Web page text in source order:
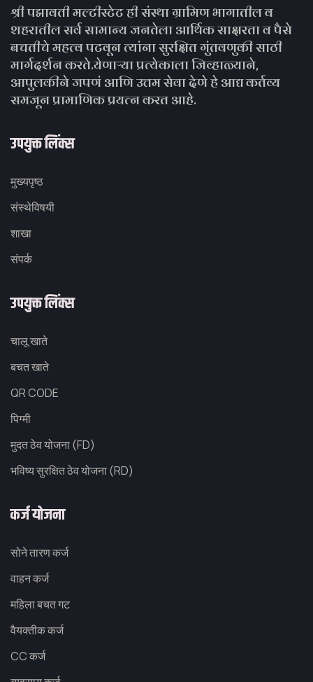
श्री पद्मावती मल्टीस्टेट ही संस्था ग्रामिण भागातील व
शहरातील सर्व सामान्य जनतेला आर्थिक साक्षरता व पैसे
बचतीचे महत्व पटवून त्यांना सुरक्षित गुंतवणुकी साठी
मार्गदर्शन करते.येणाऱ्या प्रत्येकाला जिव्हाळ्याने,
आपुलकीने जपणं आणि उत्तम सेवा देणे हे आद्य कर्तव्य
समजून प्रामाणिक प्रयत्न करत आहे.
उपयुक्त लिंक्स
मुख्यपृष्ठ
संस्थेविषयी
शाखा
संपर्क
उपयुक्त लिंक्स
चालू खाते
बचत खाते
QR CODE
पिग्मी
मुदत ठेव योजना (FD)
भविष्य सुरक्षित ठेव योजना (RD)
कर्ज योजना
सोने तारण कर्ज
वाहन कर्ज
महिला बचत गट
वैयक्तीक कर्ज
CC कर्ज